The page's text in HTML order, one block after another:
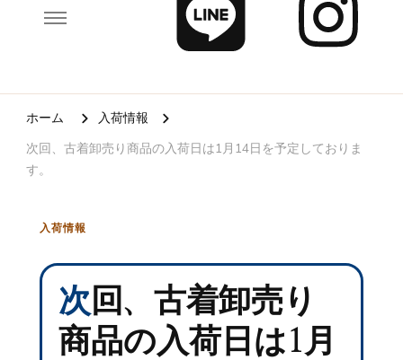
ホーム
入荷情報
次回、古着卸売り商品の入荷日は1月14日を予定しておりま
す。
入荷情報
次回、古着卸売り
商品の入荷日は1月